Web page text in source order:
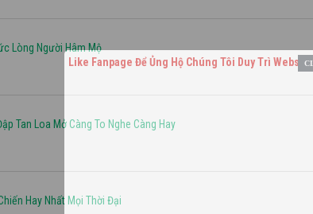
Lòng Người Hâm Mộ
Tan Loa Mở Càng To Nghe Càng Hay
Hay Nhất Mọi Thời Đại
Like Fanpage Để Ủng Hộ Chúng Tôi Duy Trì Website